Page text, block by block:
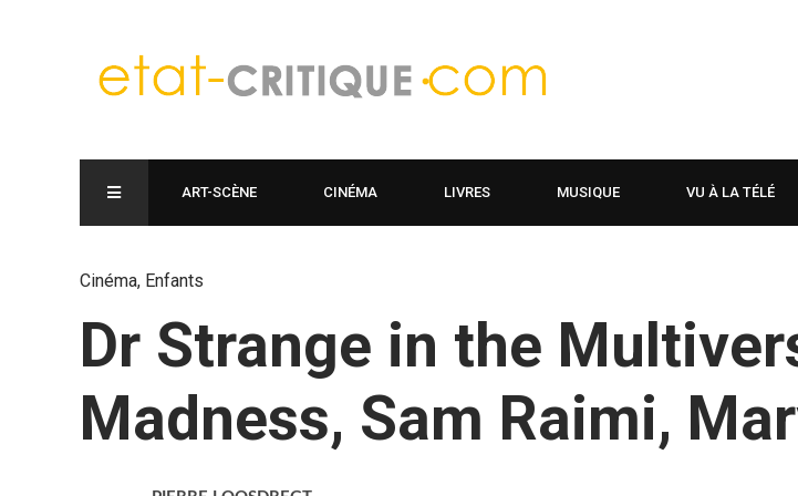
ART-SCÈNE CINÉMA LIVRES MUSIQUE VU À LA TÉLÉ
Cinéma, Enfants
Dr Strange in the
Madness, Sam Raimi,